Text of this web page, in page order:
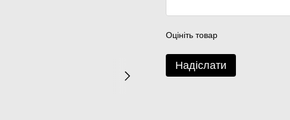
Оцініть товар
Надіслати